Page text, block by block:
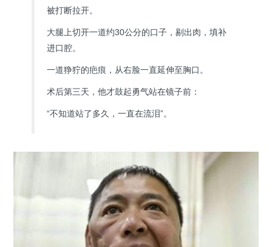
被打断拉开。
大腿上切开一道约30公分的口子，剔出肉，填补
进口腔。
一道狰狞的疤痕，从右脸一直延伸至胸口。
术后第三天，他才鼓起勇气站在镜子前：
“不知道站了多久，一直在流泪”。